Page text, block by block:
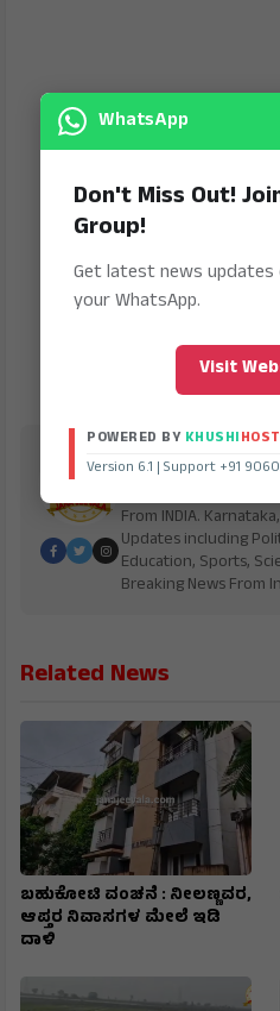
Jana Jeevala
From INDIA.
Updates including
Education, Sports,
Breaking News From
Related News
ಬಹುಕೋಟಿ ವಂಚನೆ : ನೀಲಣ್ಣವರ,
ಆಪ್ತರ ನಿವಾಸಗಳ ಮೇಲೆ ಇಡಿ
ದಾಳಿ
WhatsApp
Don't Miss Out!
Group!
Get latest news
your WhatsApp.
Visit
POWERED BY KHUSHIHOST
Version 6.1 | Support +91